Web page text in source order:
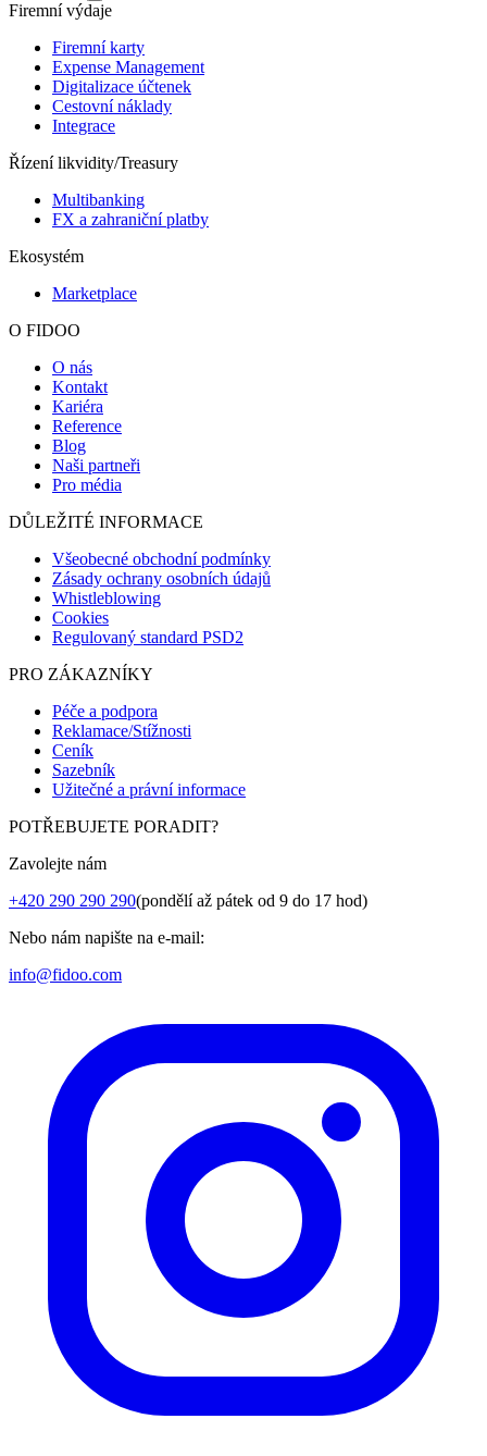
Firemní výdaje
Firemní karty
Expense Management
Digitalizace účtenek
Cestovní náklady
Integrace
Řízení likvidity/Treasury
Multibanking
FX a zahraniční platby
Ekosystém
Marketplace
O FIDOO
O nás
Kontakt
Kariéra
Reference
Blog
Naši partneři
Pro média
DŮLEŽITÉ INFORMACE
Všeobecné obchodní podmínky
Zásady ochrany osobních údajů
Whistleblowing
Cookies
Regulovaný standard PSD2
PRO ZÁKAZNÍKY
Péče a podpora
Reklamace/Stížnosti
Ceník
Sazebník
Užitečné a právní informace
POTŘEBUJETE PORADIT?
Zavolejte nám
+420 290 290 290(pondělí až pátek od 9 do 17 hod)
Nebo nám napište na e-mail:
info@fidoo.com